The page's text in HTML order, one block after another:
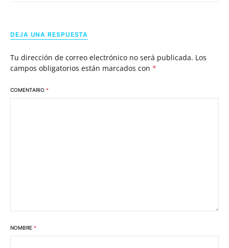
DEJA UNA RESPUESTA
Tu dirección de correo electrónico no será publicada. Los
campos obligatorios están marcados con *
COMENTARIO *
NOMBRE *